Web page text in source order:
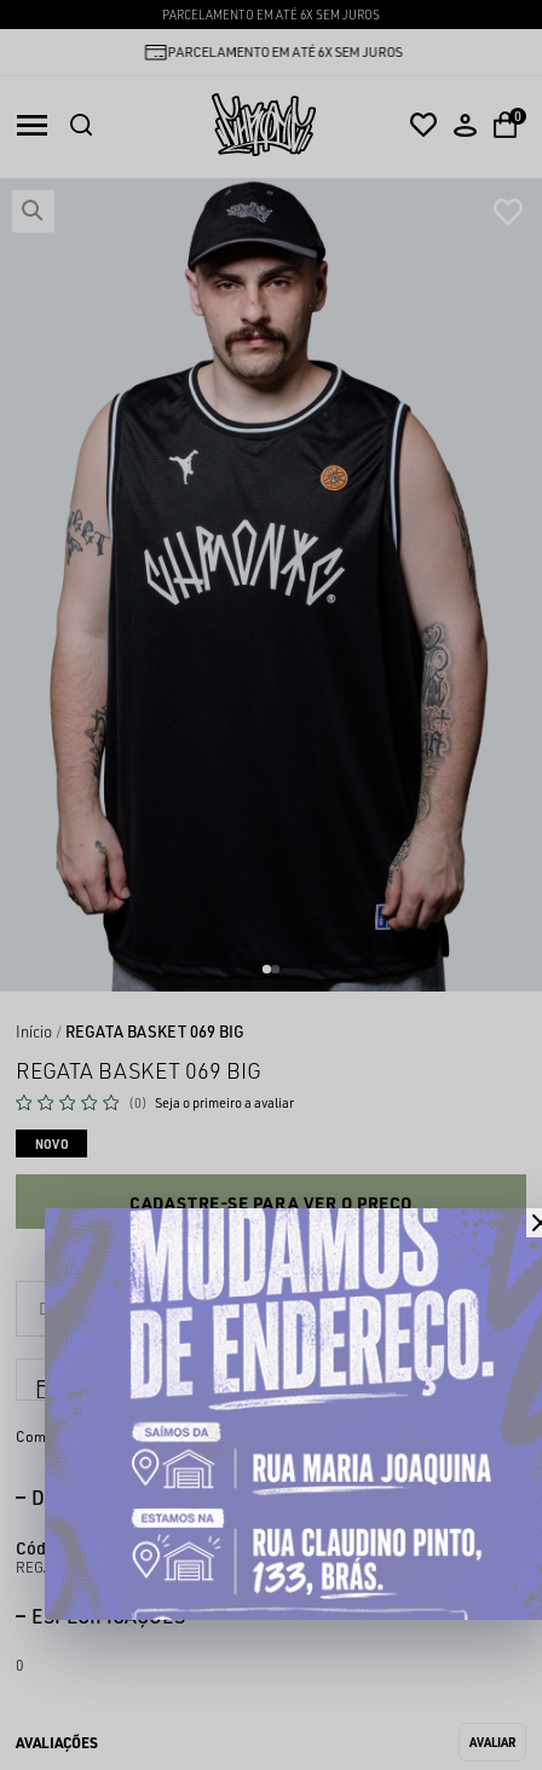
PARCELAMENTO EM ATÉ 6X SEM JUROS
PARCELAMENTO EM ATÉ 6X SEM JUROS
0
Início REGATA BASKET 069 BIG
REGATA BASKET 069 BIG
(0) Seja o primeiro a avaliar
NOVO
CADASTRE-SE PARA VER O PREÇO
Parcele em até 6x sem juros
Compartilhe:
DESCRIÇÃO COMPLETA
Código identificador (SKU):
300200069
REGATA BASKET 069 BIG
ESPECIFICAÇÕES
0